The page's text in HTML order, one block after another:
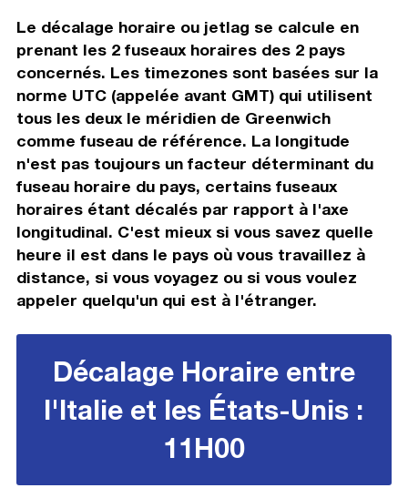
Le décalage horaire ou jetlag se calcule en
prenant les 2 fuseaux horaires des 2 pays
concernés. Les timezones sont basées sur la
norme UTC (appelée avant GMT) qui utilisent
tous les deux le méridien de Greenwich
comme fuseau de référence. La longitude
n'est pas toujours un facteur déterminant du
fuseau horaire du pays, certains fuseaux
horaires étant décalés par rapport à l'axe
longitudinal. C'est mieux si vous savez quelle
heure il est dans le pays où vous travaillez à
distance, si vous voyagez ou si vous voulez
appeler quelqu'un qui est à l'étranger.
Décalage Horaire entre
l'Italie et les États-Unis :
11H00